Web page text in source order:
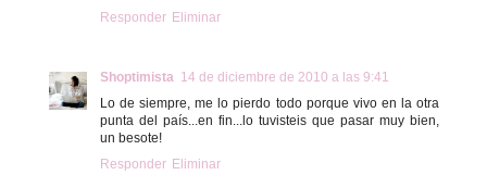
Responder Eliminar
Shoptimista 14 de diciembre de 2010 a las 9:41
Lo de siempre, me lo pierdo todo porque vivo en la otra
punta del país...en fin...lo tuvisteis que pasar muy bien,
un besote!
Responder Eliminar